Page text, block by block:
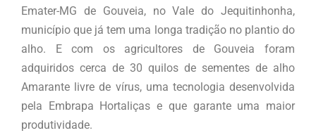
Emater-MG de Gouveia, no Vale do Jequitinhonha,
município que já tem uma longa tradição no plantio do
alho. E com os agricultores de Gouveia foram
adquiridos cerca de 30 quilos de sementes de alho
Amarante livre de vírus, uma tecnologia desenvolvida
pela Embrapa Hortaliças e que garante uma maior
produtividade.